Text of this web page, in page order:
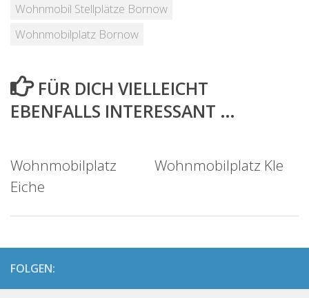
Wohnmobil Stellplätze Bornow
Wohnmobilplatz Bornow
FÜR DICH VIELLEICHT
EBENFALLS INTERESSANT …
Wohnmobilplatz
Eiche
Wohnmobilplatz Kle
FOLGEN: